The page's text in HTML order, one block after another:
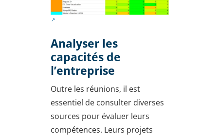
Analyser les
capacités de
l’entreprise
Outre les réunions, il est
essentiel de consulter diverses
sources pour évaluer leurs
compétences. Leurs projets